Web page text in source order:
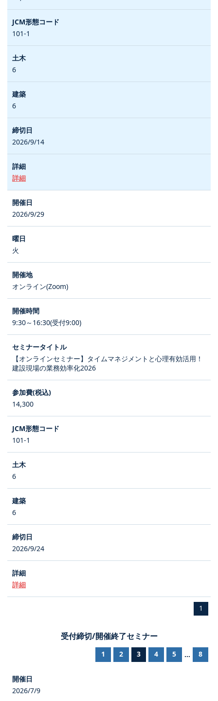
101-1
6
6
2026/9/14
詳細
2026/9/29
火
オンライン(Zoom)
9:30～16:30(受付9:00)
【オンラインセミナー】タイムマネジメントと心理有効活用！
建設現場の業務効率化2026
14,300
101-1
6
6
2026/9/24
詳細
1
受付締切/開催終了セミナー
1 2 3 4 5 ... 8
2026/7/9